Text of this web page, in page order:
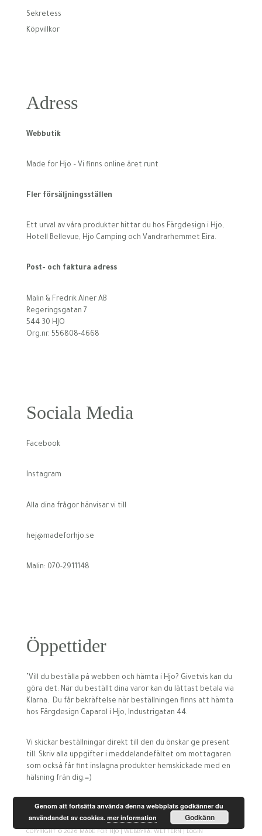
Sekretess
Köpvillkor
Adress
Webbutik
Made for Hjo – Vi finns online året runt
Fler försäljningsställen
Ett urval av våra produkter hittar du hos Färgdesign i Hjo,
Hotell Bellevue, Hjo Camping och Vandrarhemmet Eira.
Post- och faktura adress
Malin & Fredrik Alner AB
Regeringsgatan 7
544 30 HJO
Org.nr. 556808-4668
Sociala Media
Facebook
Instagram
Alla dina frågor hänvisar vi till
hej@madeforhjo.se
Malin: 070-2911148
Öppettider
’Vill du beställa på webben och hämta i Hjo? Givetvis kan du
göra det: När du beställt dina varor kan du lättast betala via
Klarna. Du får bekräftelse när beställningen finns att hämta
hos Färgdesign Caparol i Hjo, Industrigatan 44.
Vi skickar beställningar direkt till den du önskar ge present
till. Skriv alla uppgifter i meddelandefältet om mottagaren
som också får fint inslagna produkter hemskickade med en
hälsning från dig:=)
COPYRIGHT © 2026 MADE FOR HJO | WEBBYRÅ: WETTERN LOGIN
Genom att fortsätta använda denna webbplats godkänner du
användandet av cookies.mer information Godkänn